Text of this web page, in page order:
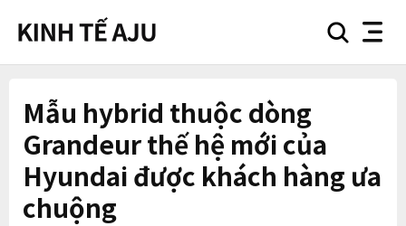
searchnav
Mẫu hybrid thuộc dòng
Grandeur thế hệ mới của
Hyundai được khách hàng ưa
chuộng